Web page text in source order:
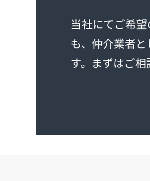
当社にてご希
も、仲介業者
す。まずはご相